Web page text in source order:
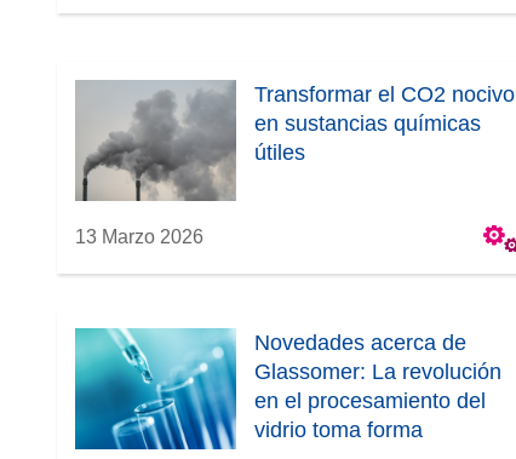
Transformar el CO2 nocivo
en sustancias químicas
útiles
13 Marzo 2026
Novedades acerca de
Glassomer: La revolución
en el procesamiento del
vidrio toma forma